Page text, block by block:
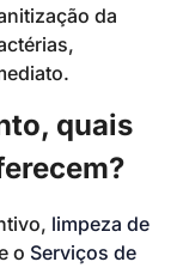
da
quais
limpeza de
o Serviços de